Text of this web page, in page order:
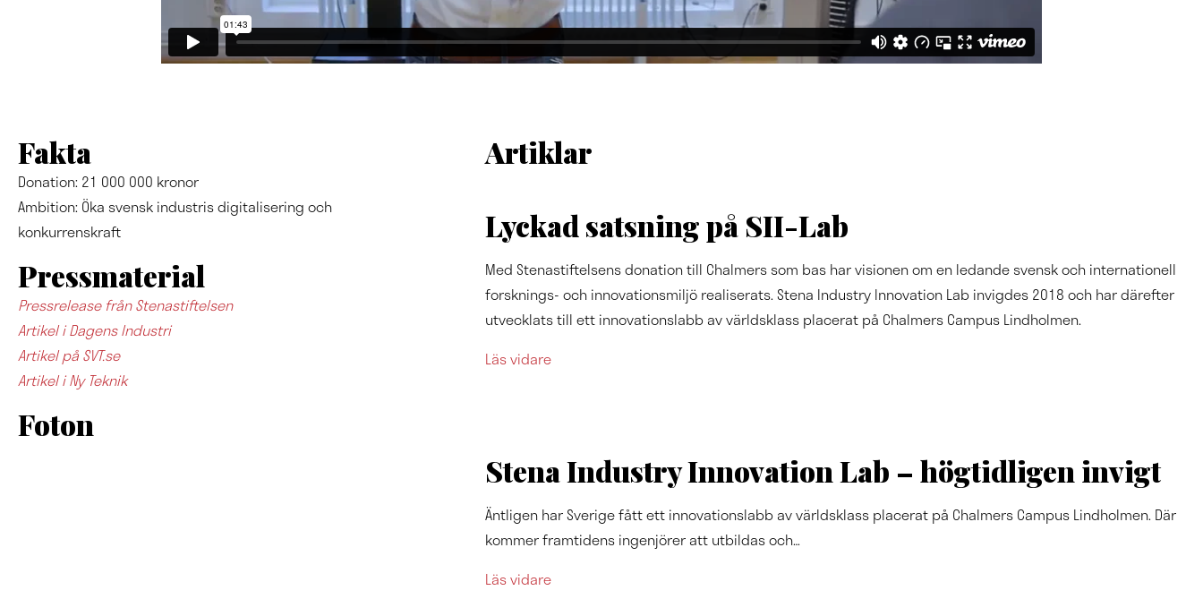
Fakta
Donation: 21 000 000 kronor
Ambition: Öka svensk industris digitalisering och
konkurrenskraft
Pressmaterial
Pressrelease från Stenastiftelsen
Artikel i Dagens Industri
Artikel på SVT.se
Artikel i Ny Teknik
Foton
Artiklar
Lyckad satsning på SII-Lab
Med Stenastiftelsens donation till Chalmers som bas har visionen om en ledande svensk och internationell
forsknings- och innovationsmiljö realiserats. Stena Industry Innovation Lab invigdes 2018 och har därefter
utvecklats till ett innovationslabb av världsklass placerat på Chalmers Campus Lindholmen.
Läs vidare
Stena Industry Innovation Lab – högtidligen invigt
Äntligen har Sverige fått ett innovationslabb av världsklass placerat på Chalmers Campus Lindholmen. Där
kommer framtidens ingenjörer att utbildas och…
Läs vidare